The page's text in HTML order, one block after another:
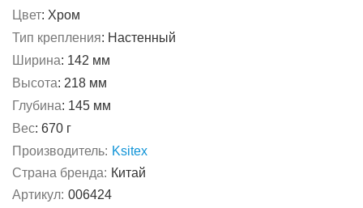
Цвет: Хром
Тип крепления: Настенный
Ширина: 142 мм
Высота: 218 мм
Глубина: 145 мм
Вес: 670 г
Производитель: Ksitex
Страна бренда: Китай
Артикул: 006424